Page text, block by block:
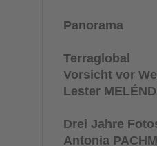
Panorama
Terraglobal
Vorsicht vor
Lester
Drei Jahre
Antonia